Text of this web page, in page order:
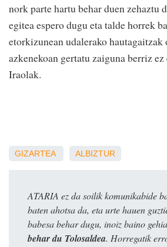
nork parte hartu behar duen zehaztu
egitea espero dugu eta talde horrek
etorkizunean udalerako hautagaitzak
azkenekoan gertatu zaiguna berriz
Iraolak.
GIZARTEA ALBIZTUR
ATARIA ez da soilik komunikabide
baten ahotsa da, eta urte hauen
babesa behar dugu, inoiz baino
behar du Tolosaldea. Horregatik